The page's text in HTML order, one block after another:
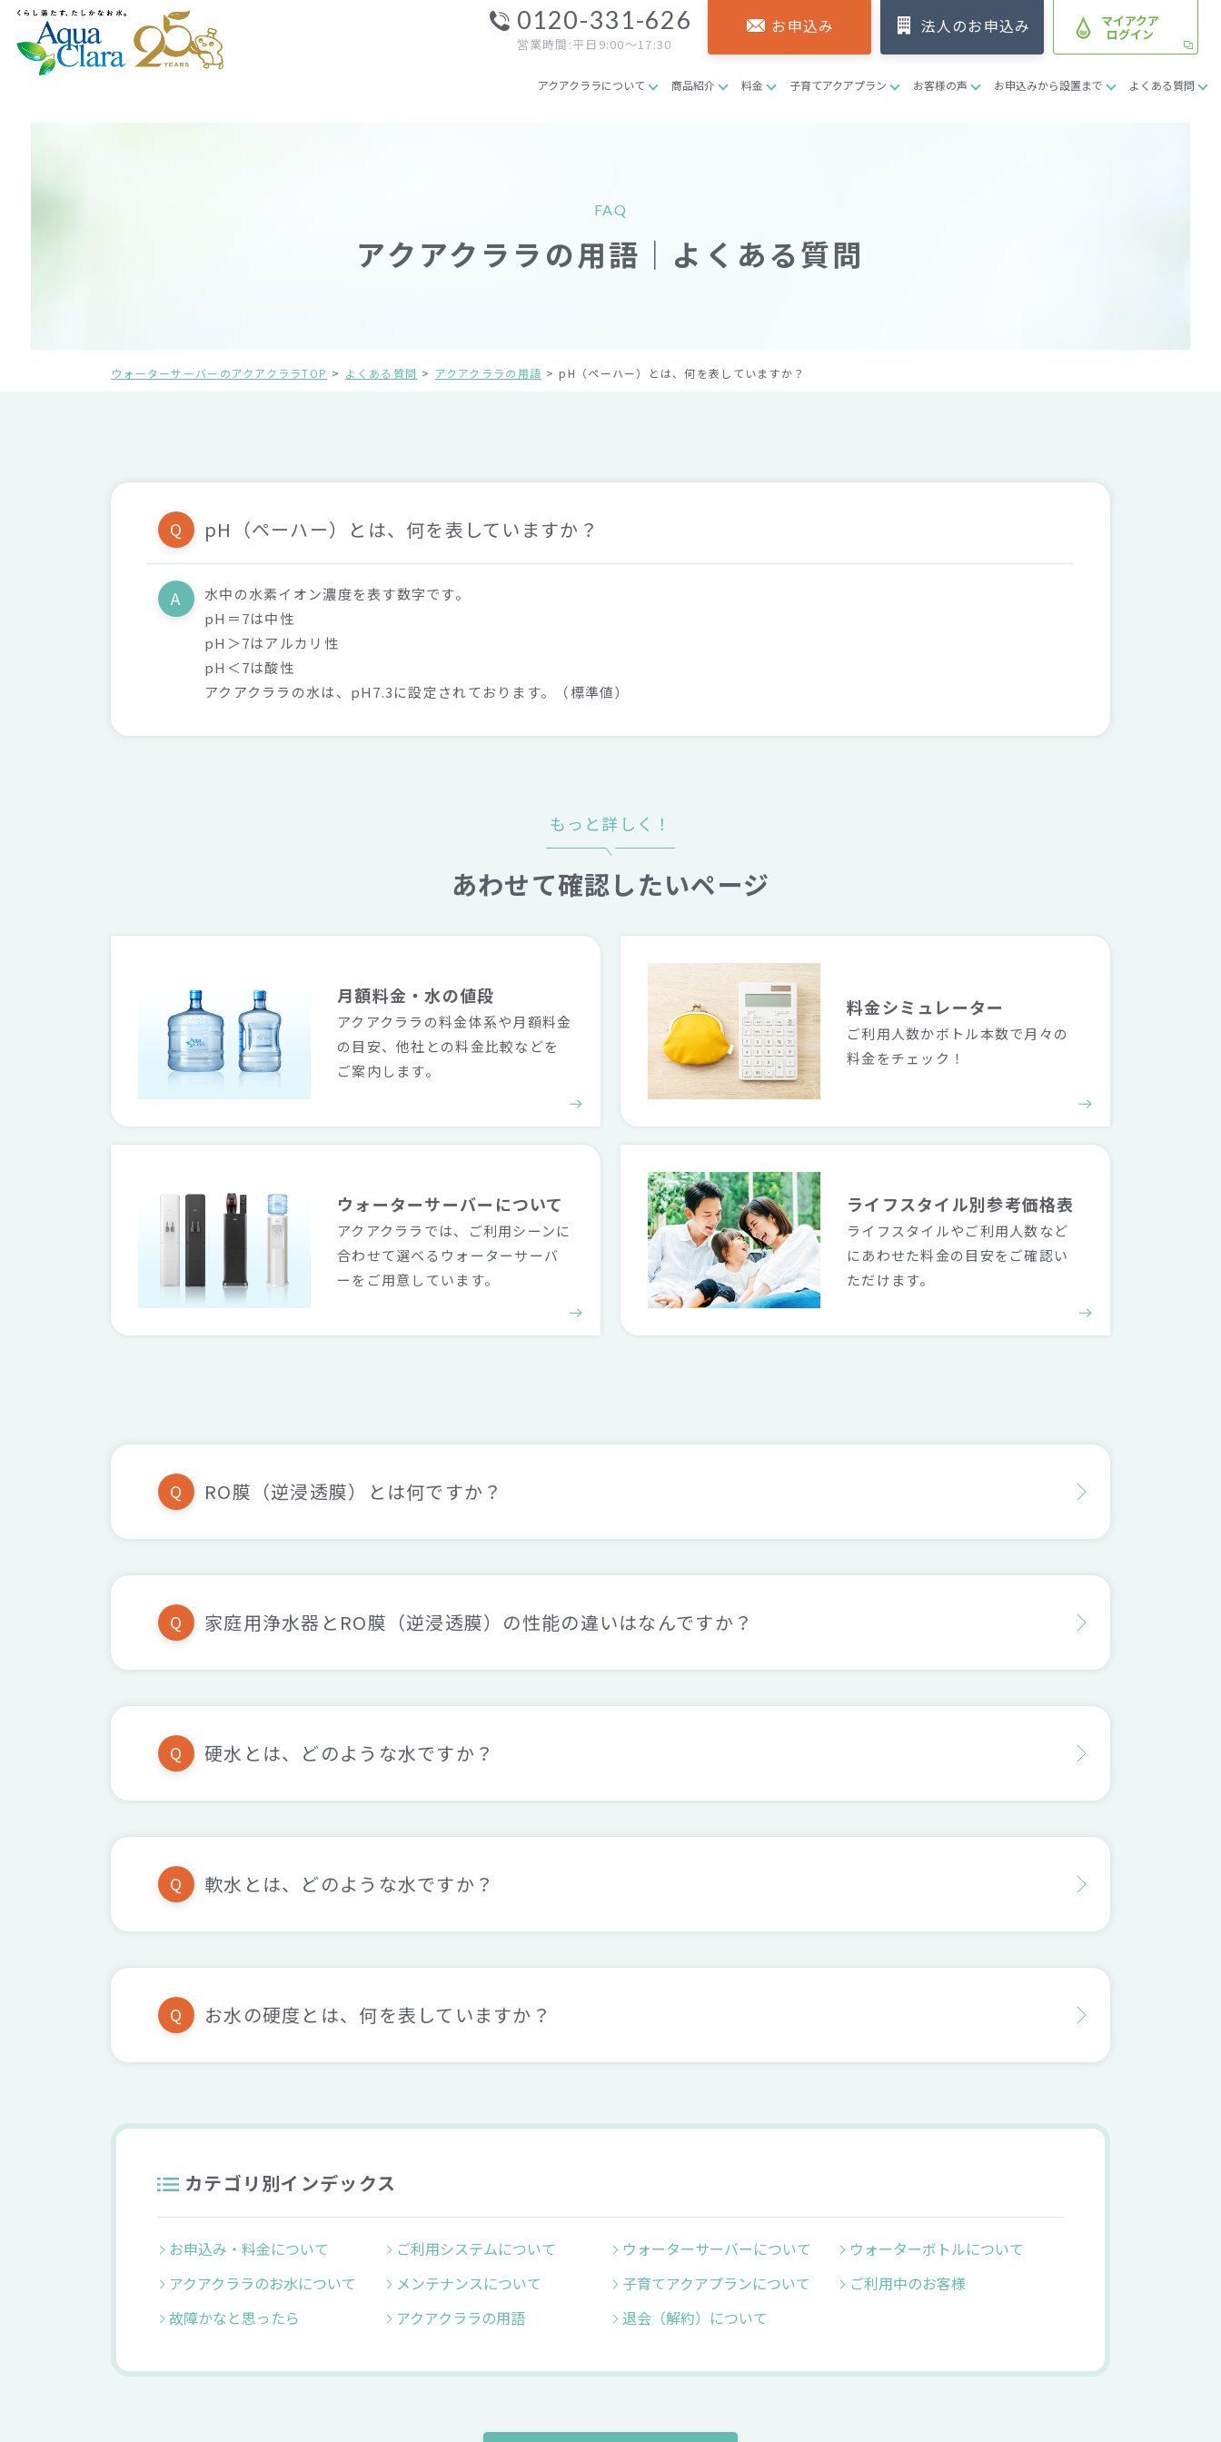
0120-331-626
営業時間:平日9:00～17:30
お申込み 法人のお申込み マイアクア
ログイン
アクアクララについて 商品紹介 料金 子育てアクアプラン お客様の声 お申込みから設置まで よくある質問
FAQ
アクアクララの用語｜よくある質問
ウォーターサーバーのアクアクララTOP よくある質問 アクアクララの用語 pH（ペーハー）とは、何を表していますか？
Q pH（ペーハー）とは、何を表していますか？
A
水中の水素イオン濃度を表す数字です。
pH＝7は中性
pH＞7はアルカリ性
pH＜7は酸性
アクアクララの水は、pH7.3に設定されております。（標準値）
もっと詳しく！
あわせて確認したいページ
月額料金・水の値段
アクアクララの料金体系や月額料金
の目安、他社との料金比較などを
ご案内します。
料金シミュレーター
ご利用人数かボトル本数で月々の
料金をチェック！
ウォーターサーバーについて
アクアクララでは、ご利用シーンに
合わせて選べるウォーターサーバ
ーをご用意しています。
ライフスタイル別参考価格表
ライフスタイルやご利用人数など
にあわせた料金の目安をご確認い
ただけます。
Q RO膜（逆浸透膜）とは何ですか？
Q 家庭用浄水器とRO膜（逆浸透膜）の性能の違いはなんですか？
Q 硬水とは、どのような水ですか？
Q 軟水とは、どのような水ですか？
Q お水の硬度とは、何を表していますか？
カテゴリ別インデックス
お申込み・料金について ご利用システムについて ウォーターサーバーについて
ウォーターボトルについて
アクアクララのお水について
メンテナンスについて 子育てアクアプランについて
ご利用中のお客様
故障かなと思ったら
アクアクララの用語 退会（解約）について